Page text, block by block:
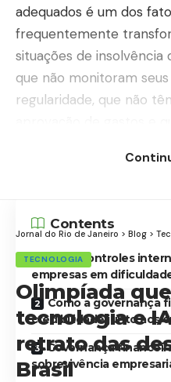
adequados é um dos
frequentemente
situações de insolvência
que não monitoram
regularidade, que não
capacidade de reagir a
Contents
Quais controles
empresas em
Como a governança
credibilidade junto aos
Governança
sobrevivência
Jornal do Rio de Janeiro > Blog >
TECNOLOGIA
Olimpíada
tecnologia e
retrato das
Brasil